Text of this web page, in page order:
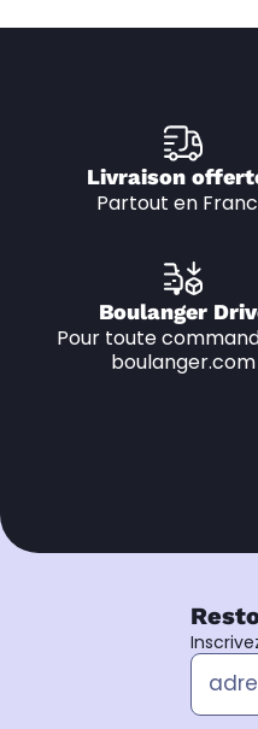
Livraison
Partout en
Boulanger
Pour toute
boulanger.com